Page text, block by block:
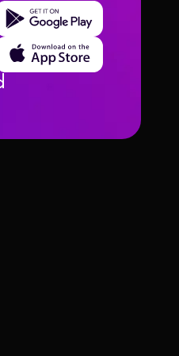
it on Google Play
on the App Store